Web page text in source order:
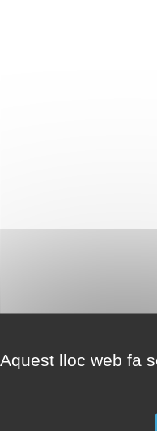
Aquest lloc web fa